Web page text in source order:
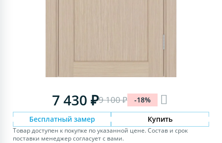
7 430 ₽9 100 ₽ -18%
Бесплатный замер Купить
Товар доступен к покупке по указанной цене. Состав и срок
поставки менеджер согласует с вами.